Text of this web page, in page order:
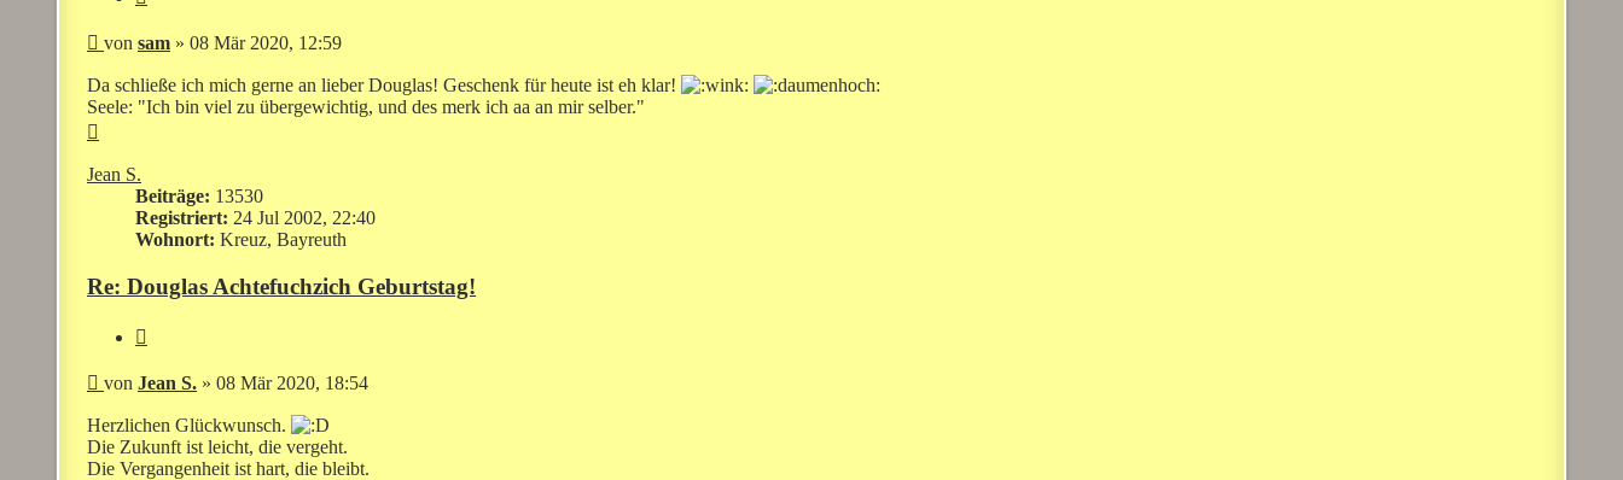
Beitrag
von sam » 08 Mär 2020, 12:59
Da schließe ich mich gerne an lieber Douglas! Geschenk für heute ist eh klar!
Seele: "Ich bin viel zu übergewichtig, und des merk ich aa an mir selber."
Jean S.
Beiträge: 13530
Registriert: 24 Jul 2002, 22:40
Wohnort: Kreuz, Bayreuth
Re: Douglas Achtefuchzich Geburtstag!
Beitrag
von Jean S. » 08 Mär 2020, 18:54
Herzlichen Glückwunsch.
Die Zukunft ist leicht, die vergeht.
Die Vergangenheit ist hart, die bleibt.